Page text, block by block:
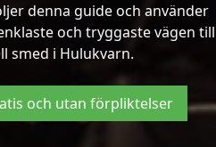
denna guide och använder
och tryggaste vägen till
smed i Hulukvarn.
och utan förpliktelser